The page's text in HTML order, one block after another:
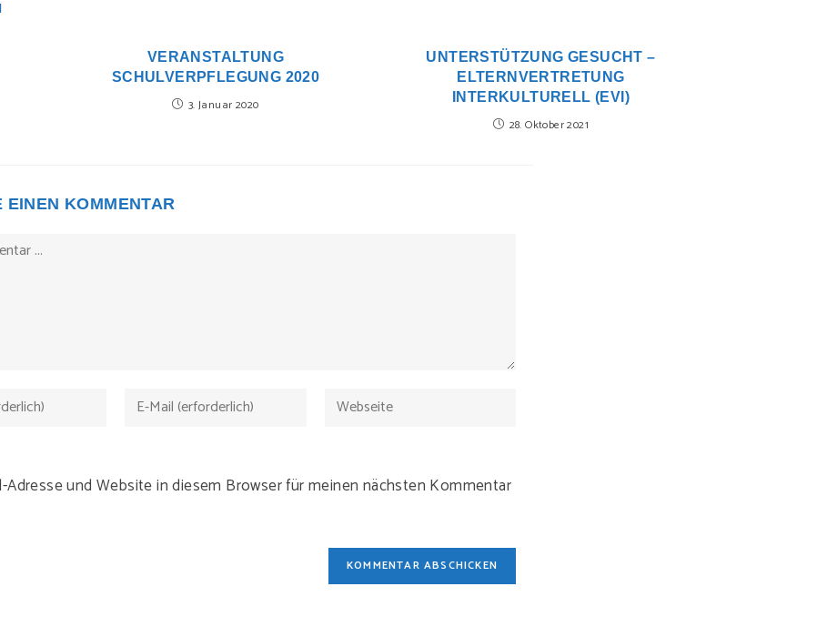
VERANSTALTUNG
SCHULVERPFLEGUNG 2020
3. Januar 2020
UNTERSTÜTZUNG GESUCHT –
ELTERNVERTRETUNG
INTERKULTURELL (EVI)
28. Oktober 2021
EINEN KOMMENTAR
Adresse und Website in diesem Browser für meinen nächsten Kommentar